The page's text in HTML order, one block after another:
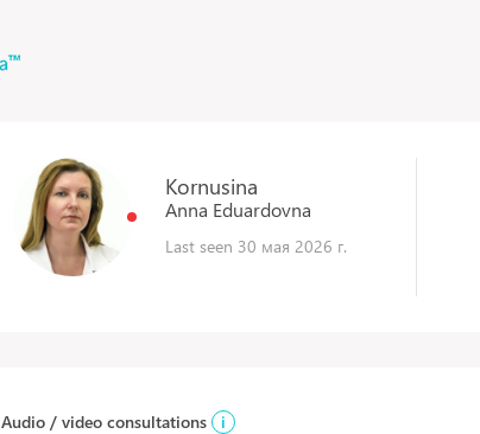
Kornusina
Anna Eduardovna
Last seen 30 мая 2026 г.
Audio / video consultations
i